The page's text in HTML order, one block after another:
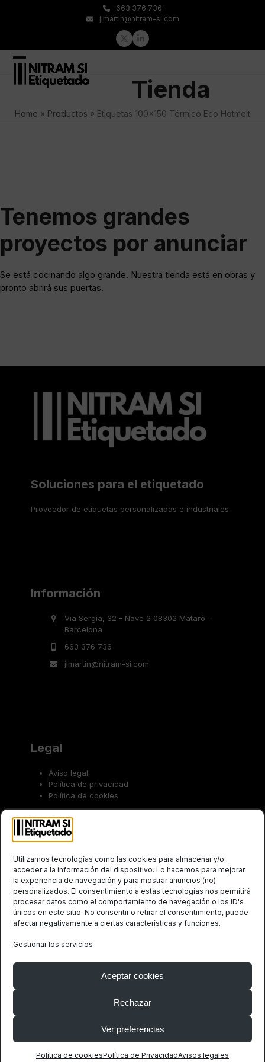
Utilizamos tecnologías como las cookies para almacenar y/o
acceder a la información del dispositivo. Lo hacemos para mejorar
la experiencia de navegación y para mostrar anuncios (no)
personalizados. El consentimiento a estas tecnologías nos permitirá
procesar datos como el comportamiento de navegación o los ID's
únicos en este sitio. No consentir o retirar el consentimiento, puede
afectar negativamente a ciertas características y funciones.
Gestionar los servicios
Aceptar cookies
Rechazar
Ver preferencias
Política de cookiesPolítica de PrivacidadAvisos legales
663 376 736
jlmartin@nitram-si.com
TwitterLinkedIn
Open
mobile
menu
Close
mobile
menu
Tienda
Home » Productos » Etiquetas 100×150 Térmico Eco Hotmelt
Tenemos grandes
proyectos por anunciar
Se está cocinando algo grande. Nuestra tienda está en obras y
pronto abrirá sus puertas.
Soluciones para el etiquetado
Proveedor de etiquetas personalizadas e industriales
Información
Via Sergia, 32 - Nave 2 08302 Mataró -
Barcelona
663 376 736
jlmartin@nitram-si.com
Legal
Aviso legal
Política de privacidad
Política de cookies
Trabaja con nosotros
Social
Twitter
(deprecated)
LinkedIn